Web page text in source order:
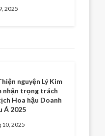
2025
nguyện Lý Kim
nhận trọng trách
Hoa hậu Doanh
Á 2025
10, 2025